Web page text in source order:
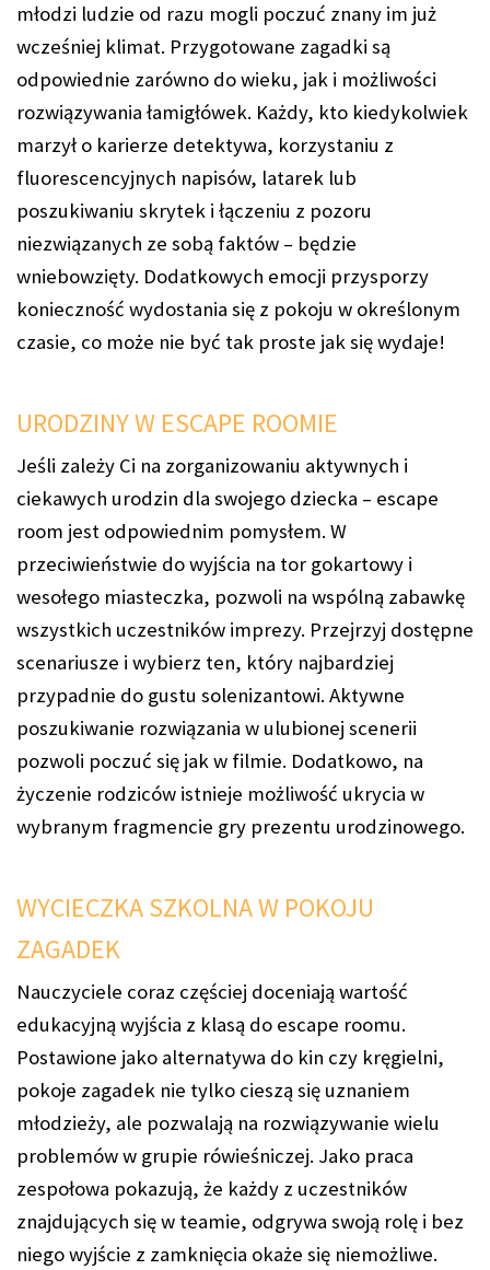
młodzi ludzie od razu mogli poczuć znany im już
wcześniej klimat. Przygotowane zagadki są
odpowiednie zarówno do wieku, jak i możliwości
rozwiązywania łamigłówek. Każdy, kto kiedykolwiek
marzył o karierze detektywa, korzystaniu z
fluorescencyjnych napisów, latarek lub
poszukiwaniu skrytek i łączeniu z pozoru
niezwiązanych ze sobą faktów – będzie
wniebowzięty. Dodatkowych emocji przysporzy
konieczność wydostania się z pokoju w określonym
czasie, co może nie być tak proste jak się wydaje!
URODZINY W ESCAPE ROOMIE
Jeśli zależy Ci na zorganizowaniu aktywnych i
ciekawych urodzin dla swojego dziecka – escape
room jest odpowiednim pomysłem. W
przeciwieństwie do wyjścia na tor gokartowy i
wesołego miasteczka, pozwoli na wspólną zabawkę
wszystkich uczestników imprezy. Przejrzyj dostępne
scenariusze i wybierz ten, który najbardziej
przypadnie do gustu solenizantowi. Aktywne
poszukiwanie rozwiązania w ulubionej scenerii
pozwoli poczuć się jak w filmie. Dodatkowo, na
życzenie rodziców istnieje możliwość ukrycia w
wybranym fragmencie gry prezentu urodzinowego.
WYCIECZKA SZKOLNA W POKOJU
ZAGADEK
Nauczyciele coraz częściej doceniają wartość
edukacyjną wyjścia z klasą do escape roomu.
Postawione jako alternatywa do kin czy kręgielni,
pokoje zagadek nie tylko cieszą się uznaniem
młodzieży, ale pozwalają na rozwiązywanie wielu
problemów w grupie rówieśniczej. Jako praca
zespołowa pokazują, że każdy z uczestników
znajdujących się w teamie, odgrywa swoją rolę i bez
niego wyjście z zamknięcia okaże się niemożliwe.